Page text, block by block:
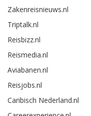
Zakenreisnieuws.nl
Triptalk.nl
Reisbizz.nl
Reismedia.nl
Aviabanen.nl
Reisjobs.nl
Caribisch Nederland.nl